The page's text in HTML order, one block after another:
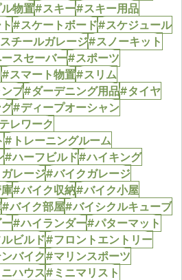
物置#スキー#スキー用品
#スケートボード#スケジュール
チールガレージ#スノーキット
スセーバー#スポーツ
#スマート物置#スリム
プ#ダーデニング用品#タイヤ
#ディープオーシャン
レワーク
#トレーニングルーム
#ハーフビルド#ハイキング
レージ#バイクガレージ
#バイク収納#バイク小屋
#バイク部屋#バイシクルキューブ
#ハイランダー#パターマット
ビルド#フロントエントリー
バイク#マリンスポーツ
ハウス#ミニマリスト